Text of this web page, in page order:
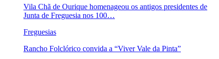
Vila Chã de Ourique homenageou os antigos presidentes de
Junta de Freguesia nos 100…
Freguesias
Rancho Folclórico convida a “Viver Vale da Pinta”